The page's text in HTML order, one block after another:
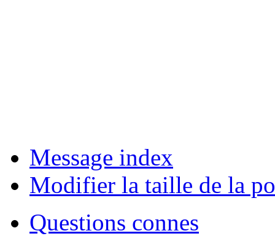
Message index
Modifier la taille de la
Questions connes